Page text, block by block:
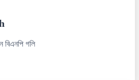
বিএনপি গলি